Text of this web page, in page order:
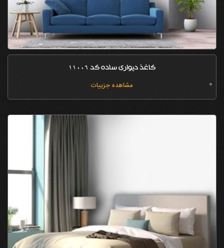
کاغذ دیواری ساده کد 11006
مشاهده جزییات